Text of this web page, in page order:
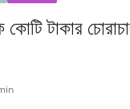
কোটি টাকার